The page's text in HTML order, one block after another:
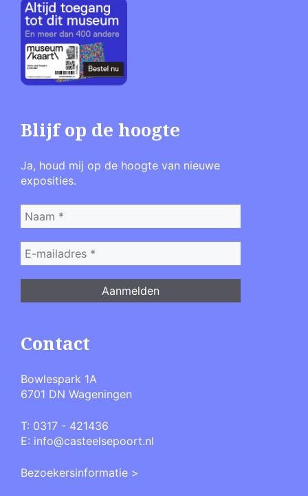
Blijf op de hoogte
Ja, houd mij op de hoogte van nieuwe
exposities.
Contact
Bowlespark 1A
6701 DN Wageningen
T: 0317 - 421436
E: info@casteelsepoort.nl
Bezoekersinformatie >